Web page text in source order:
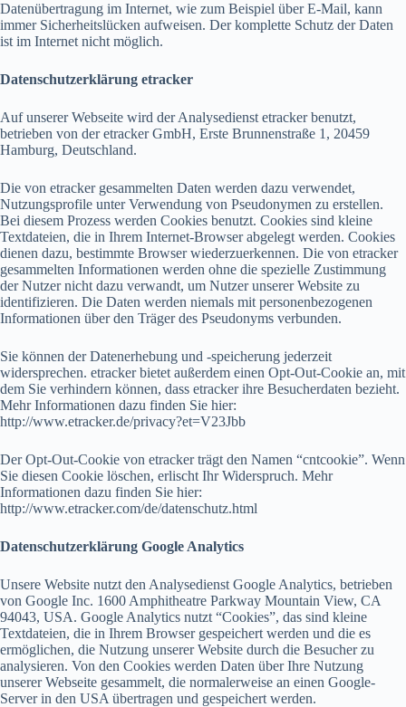
Datenübertragung im Internet, wie zum Beispiel über E-Mail, kann
immer Sicherheitslücken aufweisen. Der komplette Schutz der Daten
ist im Internet nicht möglich.
Datenschutzerklärung etracker
Auf unserer Webseite wird der Analysedienst etracker benutzt,
betrieben von der etracker GmbH, Erste Brunnenstraße 1, 20459
Hamburg, Deutschland.
Die von etracker gesammelten Daten werden dazu verwendet,
Nutzungsprofile unter Verwendung von Pseudonymen zu erstellen.
Bei diesem Prozess werden Cookies benutzt. Cookies sind kleine
Textdateien, die in Ihrem Internet-Browser abgelegt werden. Cookies
dienen dazu, bestimmte Browser wiederzuerkennen. Die von etracker
gesammelten Informationen werden ohne die spezielle Zustimmung
der Nutzer nicht dazu verwandt, um Nutzer unserer Website zu
identifizieren. Die Daten werden niemals mit personenbezogenen
Informationen über den Träger des Pseudonyms verbunden.
Sie können der Datenerhebung und -speicherung jederzeit
widersprechen. etracker bietet außerdem einen Opt-Out-Cookie an, mit
dem Sie verhindern können, dass etracker ihre Besucherdaten bezieht.
Mehr Informationen dazu finden Sie hier:
http://www.etracker.de/privacy?et=V23Jbb
Der Opt-Out-Cookie von etracker trägt den Namen “cntcookie”. Wenn
Sie diesen Cookie löschen, erlischt Ihr Widerspruch. Mehr
Informationen dazu finden Sie hier:
http://www.etracker.com/de/datenschutz.html
Datenschutzerklärung Google Analytics
Unsere Website nutzt den Analysedienst Google Analytics, betrieben
von Google Inc. 1600 Amphitheatre Parkway Mountain View, CA
94043, USA. Google Analytics nutzt “Cookies”, das sind kleine
Textdateien, die in Ihrem Browser gespeichert werden und die es
ermöglichen, die Nutzung unserer Website durch die Besucher zu
analysieren. Von den Cookies werden Daten über Ihre Nutzung
unserer Webseite gesammelt, die normalerweise an einen Google-
Server in den USA übertragen und gespeichert werden.